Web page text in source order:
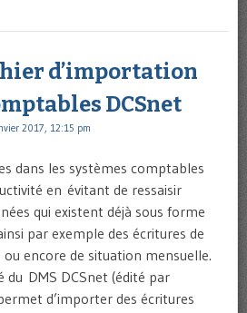
d’importation
DCSnet
2017, 12:15 pm
dans les systèmes comptables
en évitant de ressaisir
qui existent déjà sous forme
par exemple des écritures de
encore de situation mensuelle.
DMS DCSnet (édité par
d’importer des écritures